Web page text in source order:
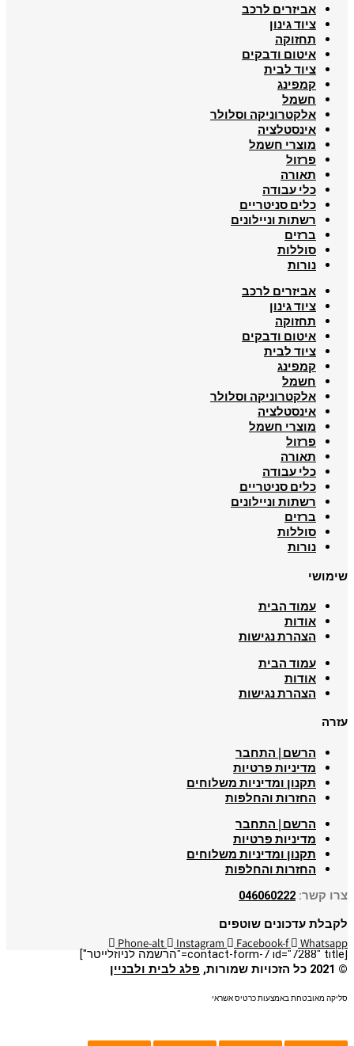
אביזרים לרכב
ציוד גינון
תחזוקה
איטום ודבקים
ציוד לבית
קמפינג
חשמל
אלקטרוניקה וסלולר
אינסטלציה
מוצרי חשמל
פרזול
תאורה
כלי עבודה
כלים סניטריים
רשתות וניילונים
ברזים
סוללות
נורות
אביזרים לרכב
ציוד גינון
תחזוקה
איטום ודבקים
ציוד לבית
קמפינג
חשמל
אלקטרוניקה וסלולר
אינסטלציה
מוצרי חשמל
פרזול
תאורה
כלי עבודה
כלים סניטריים
רשתות וניילונים
ברזים
סוללות
נורות
שימושי
עמוד הבית
אודות
הצהרת נגישות
עמוד הבית
אודות
הצהרת נגישות
עזרה
הרשם | התחבר
מדיניות פרטיות
תקנון ומדיניות משלוחים
החזרות והחלפות
הרשם | התחבר
מדיניות פרטיות
תקנון ומדיניות משלוחים
החזרות והחלפות
צרו קשר: 046060222
לקבלת עדכונים שוטפים
[contact-form-7 id="7288" title="הרשמה לניוזלייטר"]
Phone-alt Instagram Facebook-f Whatsapp
© 2021 כל הזכויות שמורות, פלג לבית ולבניין
סליקה מאובטחת באמצעות כרטיס אשראי